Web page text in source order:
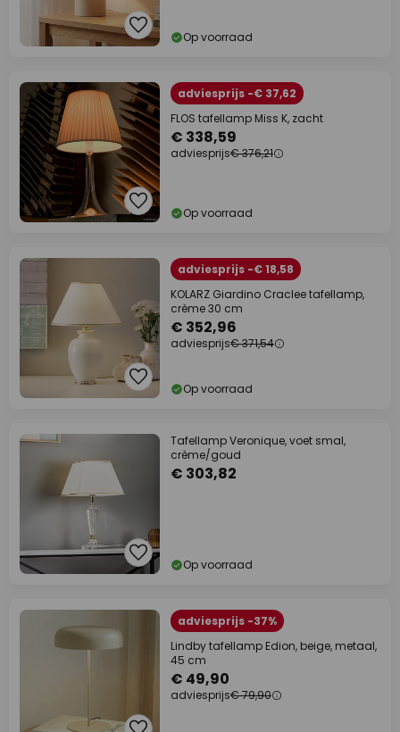
Op voorraad
adviesprijs -€ 37,62
FLOS tafellamp Miss K, zacht
€ 338,59
adviesprijs€ 376,21
Op voorraad
adviesprijs -€ 18,58
KOLARZ Giardino Craclee tafellamp,
crème 30 cm
€ 352,96
adviesprijs€ 371,54
Op voorraad
Tafellamp Veronique, voet smal,
crème/goud
€ 303,82
Op voorraad
adviesprijs -37%
Lindby tafellamp Edion, beige, metaal,
45 cm
€ 49,90
adviesprijs€ 79,90